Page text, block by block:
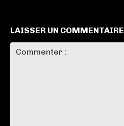
LAISSER UN COMMENTAIRE